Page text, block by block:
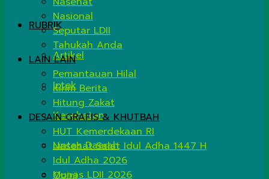
RUBRIK
Artikel
Iptek
Kesehatan
Lintas Daerah
Opini
Nasional
Seputar LDII
Tahukah Anda
LAIN LAIN
Pemantauan Hilal
Kirim Berita
Hitung Zakat
DESAIN GRAFIS & KHUTBAH
HUT Kemerdekaan RI
Nasehat Salat Idul Adha 1447 H
Idul Adha 2026
Munas LDII 2026